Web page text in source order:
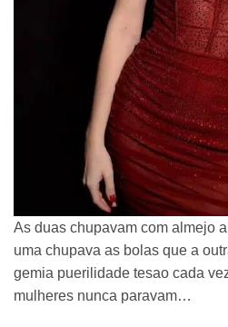
As duas chupavam com almejo
uma chupava as bolas que a
gemia puerilidade tesao cada
mulheres nunca paravam…